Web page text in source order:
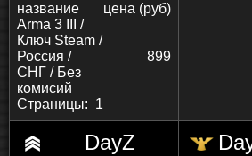
название
цена (руб)
Arma 3 III /
Ключ Steam /
Россия /
СНГ / Без
комисий
899
Страницы: 1
DayZ